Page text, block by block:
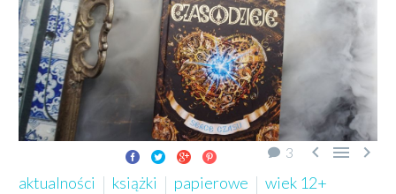
3   
aktualności książki papierowe
wiek 12+